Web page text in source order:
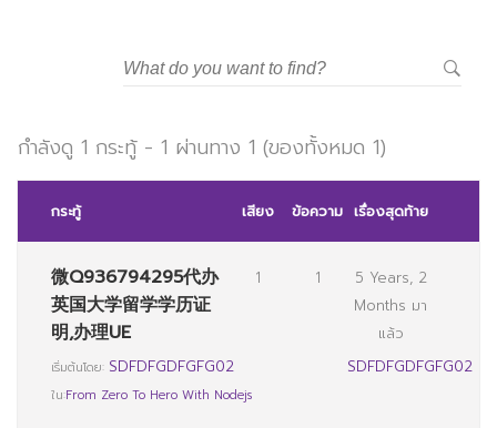
กำลังดู 1 กระทู้ - 1 ผ่านทาง 1 (ของทั้งหมด 1)
กระทู้ เสียง ข้อความ เรื่องสุดท้าย
微Q936794295代办
英国大学留学学历证
明,办理UE
เริ่มต้นโดย: SDFDFGDFGFG02
ใน:From Zero To Hero With Nodejs
1 1
5 Years, 2
Months มา
แล้ว
SDFDFGDFGFG02